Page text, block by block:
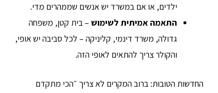
ילדים, או אם במשרד יש אנשים שממהרים מדי.
התאמה אמיתית לשימוש – בית קטן, משפחה
גדולה, משרד דינמי, קליניקה – לכל סביבה יש אופי,
והקולר צריך להתאים לאופי הזה.
החדשות הטובות: ברוב המקרים לא צריך ״הכי מתקדם